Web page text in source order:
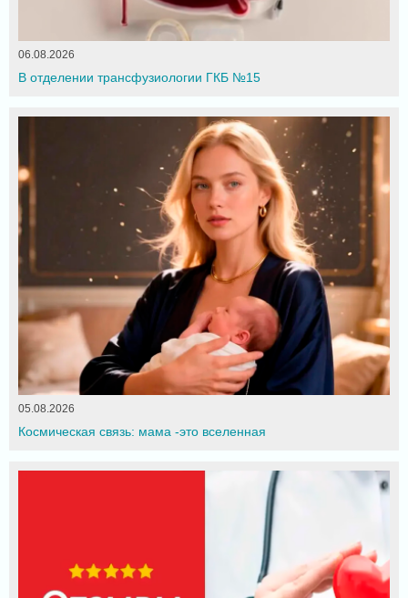
06.08.2026
В отделении трансфузиологии ГКБ №15
05.08.2026
Космическая связь: мама -это вселенная